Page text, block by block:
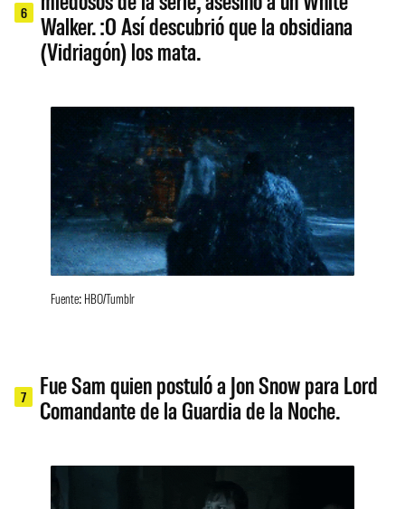
6
Walker. :O Así descubrió que la obsidiana
(Vidriagón) los mata.
Fuente: HBO/Tumblr
7
Fue Sam quien postuló a Jon Snow para Lord
Comandante de la Guardia de la Noche.